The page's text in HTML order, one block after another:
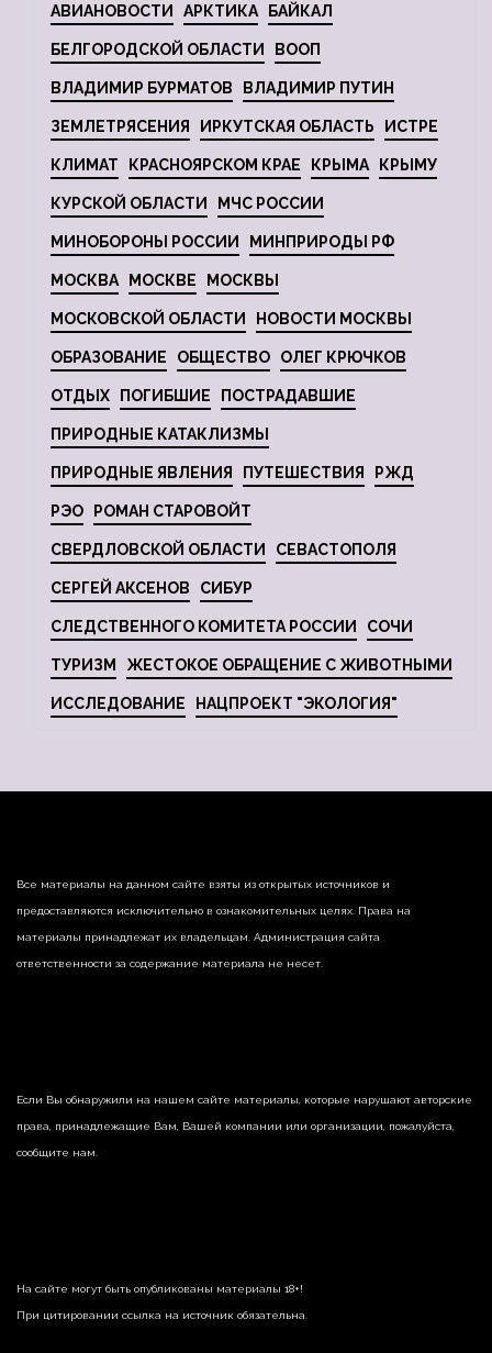
АВИАНОВОСТИ АРКТИКА БАЙКАЛ
БЕЛГОРОДСКОЙ ОБЛАСТИ ВООП
ВЛАДИМИР БУРМАТОВ ВЛАДИМИР ПУТИН
ЗЕМЛЕТРЯСЕНИЯ ИРКУТСКАЯ ОБЛАСТЬ ИСТРЕ
КЛИМАТ КРАСНОЯРСКОМ КРАЕ КРЫМА КРЫМУ
КУРСКОЙ ОБЛАСТИ МЧС РОССИИ
МИНОБОРОНЫ РОССИИ МИНПРИРОДЫ РФ
МОСКВА МОСКВЕ МОСКВЫ
МОСКОВСКОЙ ОБЛАСТИ НОВОСТИ МОСКВЫ
ОБРАЗОВАНИЕ ОБЩЕСТВО ОЛЕГ КРЮЧКОВ
ОТДЫХ ПОГИБШИЕ ПОСТРАДАВШИЕ
ПРИРОДНЫЕ КАТАКЛИЗМЫ
ПРИРОДНЫЕ ЯВЛЕНИЯ ПУТЕШЕСТВИЯ РЖД
РЭО РОМАН СТАРОВОЙТ
СВЕРДЛОВСКОЙ ОБЛАСТИ СЕВАСТОПОЛЯ
СЕРГЕЙ АКСЕНОВ СИБУР
СЛЕДСТВЕННОГО КОМИТЕТА РОССИИ СОЧИ
ТУРИЗМ ЖЕСТОКОЕ ОБРАЩЕНИЕ С ЖИВОТНЫМИ
ИССЛЕДОВАНИЕ НАЦПРОЕКТ "ЭКОЛОГИЯ"
Все материалы на данном сайте взяты из открытых источников и
предоставляются исключительно в ознакомительных целях. Права на
материалы принадлежат их владельцам. Администрация сайта
ответственности за содержание материала не несет.
Если Вы обнаружили на нашем сайте материалы, которые нарушают авторские
права, принадлежащие Вам, Вашей компании или организации, пожалуйста,
сообщите нам.
На сайте могут быть опубликованы материалы 18+!
При цитировании ссылка на источник обязательна.